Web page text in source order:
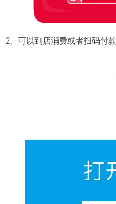
2、可以到店消费或者扫码付